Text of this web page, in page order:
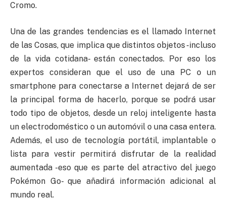
Cromo.
Una de las grandes tendencias es el llamado Internet
de las Cosas, que implica que distintos objetos -incluso
de la vida cotidana- están conectados. Por eso los
expertos consideran que el uso de una PC o un
smartphone para conectarse a Internet dejará de ser
la principal forma de hacerlo, porque se podrá usar
todo tipo de objetos, desde un reloj inteligente hasta
un electrodoméstico o un automóvil o una casa entera.
Además, el uso de tecnología portátil, implantable o
lista para vestir permitirá disfrutar de la realidad
aumentada -eso que es parte del atractivo del juego
Pokémon Go- que añadirá información adicional al
mundo real.